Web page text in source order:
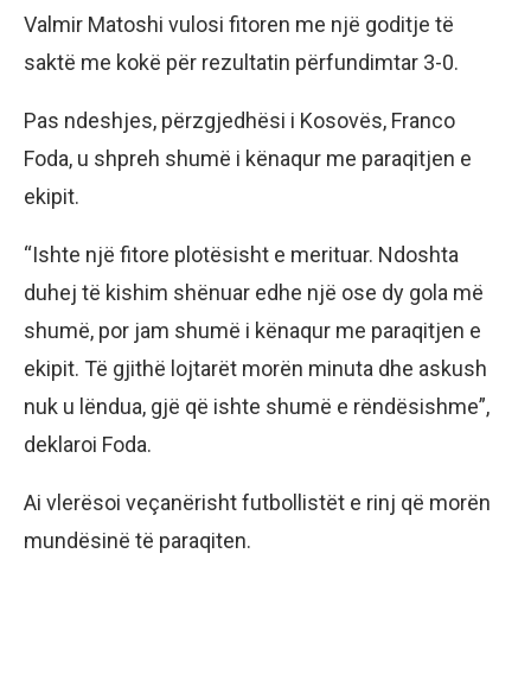
Valmir Matoshi vulosi fitoren me një goditje të
saktë me kokë për rezultatin përfundimtar 3-0.
Pas ndeshjes, përzgjedhësi i Kosovës, Franco
Foda, u shpreh shumë i kënaqur me paraqitjen e
ekipit.
“Ishte një fitore plotësisht e merituar. Ndoshta
duhej të kishim shënuar edhe një ose dy gola më
shumë, por jam shumë i kënaqur me paraqitjen e
ekipit. Të gjithë lojtarët morën minuta dhe askush
nuk u lëndua, gjë që ishte shumë e rëndësishme”,
deklaroi Foda.
Ai vlerësoi veçanërisht futbollistët e rinj që morën
mundësinë të paraqiten.